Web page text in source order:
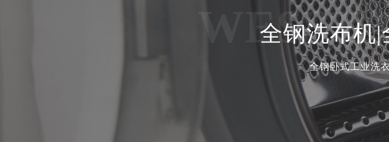
WESST
全钢洗布机
全钢卧式工业洗